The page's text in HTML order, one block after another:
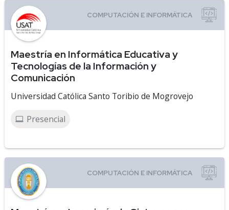
Maestría en Informática Educativa y
Tecnologías de la Información y
Comunicación
Universidad Católica Santo Toribio de Mogrovejo
Presencial